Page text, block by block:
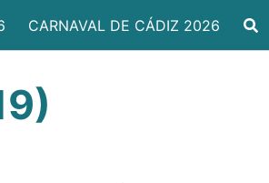
CARNAVAL DE CÁDIZ 2026